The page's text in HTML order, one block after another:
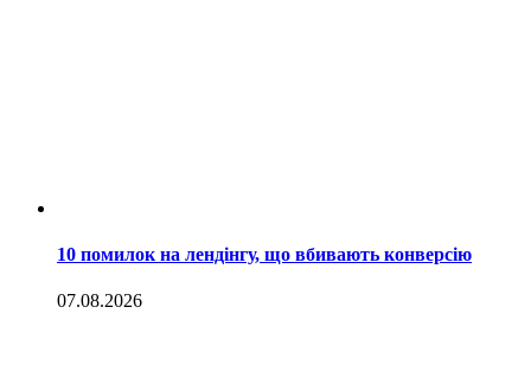
10 помилок на лендінгу, що вбивають конверсію
07.08.2026